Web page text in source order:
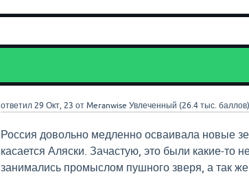
ответил 29 Окт, 23 отMeranwise Увлеченный (26.4 тыс. баллов)
Россия довольно медленно осваивала новые
касается Аляски. Зачастую, это были какие-то
занимались промыслом пушного зверя, а так же